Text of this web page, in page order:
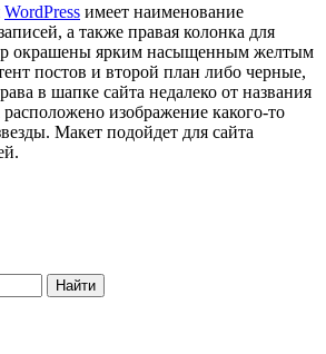
WordPress имеет наименование
а также правая колонка для
окрашены ярким насыщенным желтым
постов и второй план либо черные,
в шапке сайта недалеко от названия
изображение какого-то
Макет подойдет для сайта
Найти